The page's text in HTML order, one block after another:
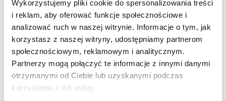
Wykorzystujemy pliki cookie do spersonalizowania treści
i reklam, aby oferować funkcje społecznościowe i
analizować ruch w naszej witrynie. Informacje o tym, jak
korzystasz z naszej witryny, udostępniamy partnerom
społecznościowym, reklamowym i analitycznym.
Partnerzy mogą połączyć te informacje z innymi danymi
otrzymanymi od Ciebie lub uzyskanymi podczas
korzystania z ich usług.
Profilaktyka i diagnostyka
Wróć
Pulsoksymetry
Ciśnieniomierze
Inhalatory
Instrumenty diagnostyczne